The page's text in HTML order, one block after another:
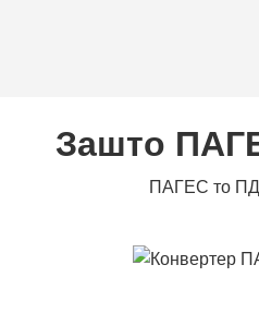
Зашто
ПАГЕС то